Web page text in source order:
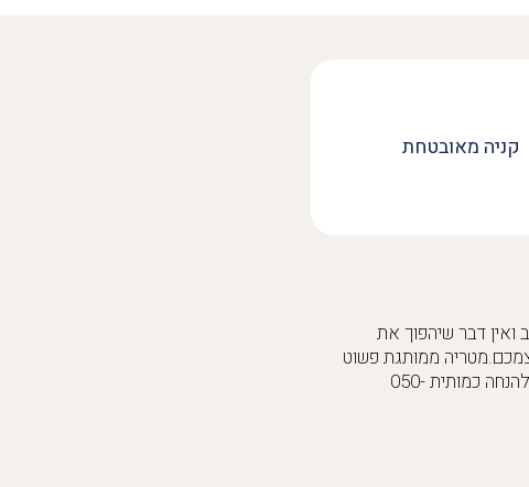
קניה מאובטחת
לוגו, כיתוב ואין דבר שיהפוך את
ממותגת פשוט
פרסומת מהלכת.שלחו אלינו תמונה/לוגו/משפט מדליק ותמיסו את הגשם עם הלוק שלכם.טל' להנחה כמותית 050-